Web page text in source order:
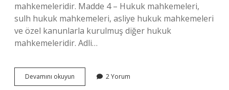
mahkemeleridir. Madde 4 – Hukuk mahkemeleri,
sulh hukuk mahkemeleri, asliye hukuk mahkemeleri
ve özel kanunlarla kurulmuş diğer hukuk
mahkemeleridir. Adli…
Devamını okuyun
Yargı
2 Yorum